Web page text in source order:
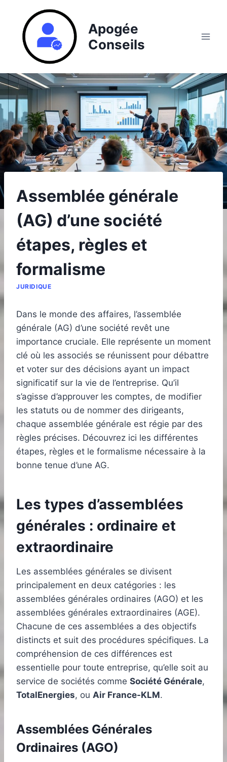
contenu
Apogée
Conseils
Assemblée générale
(AG) d’une société
étapes, règles et
formalisme
JURIDIQUE
Dans le monde des affaires, l’assemblée
générale (AG) d’une société revêt une
importance cruciale. Elle représente un moment
clé où les associés se réunissent pour débattre
et voter sur des décisions ayant un impact
significatif sur la vie de l’entreprise. Qu’il
s’agisse d’approuver les comptes, de modifier
les statuts ou de nommer des dirigeants,
chaque assemblée générale est régie par des
règles précises. Découvrez ici les différentes
étapes, règles et le formalisme nécessaire à la
bonne tenue d’une AG.
Les types d’assemblées
générales : ordinaire et
extraordinaire
Les assemblées générales se divisent
principalement en deux catégories : les
assemblées générales ordinaires (AGO) et les
assemblées générales extraordinaires (AGE).
Chacune de ces assemblées a des objectifs
distincts et suit des procédures spécifiques. La
compréhension de ces différences est
essentielle pour toute entreprise, qu’elle soit au
service de sociétés comme Société Générale,
TotalEnergies, ou Air France-KLM.
Assemblées Générales
Ordinaires (AGO)